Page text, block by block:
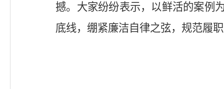
撼。大家纷纷表示，以鲜活的案例
底线，绷紧廉洁自律之弦，规范履